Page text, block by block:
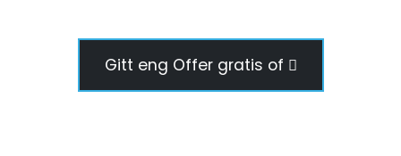
Gitt eng Offer gratis of